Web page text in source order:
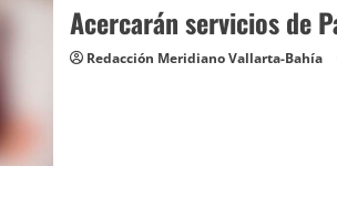
Acercarán servicios de
Redacción Meridiano Vallarta-Bahía